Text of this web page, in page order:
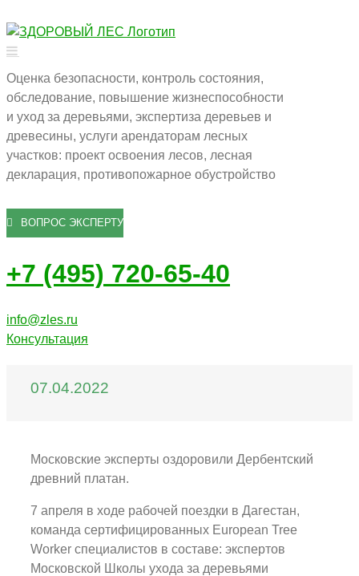
Оценка безопасности, контроль состояния,
обследование, повышение жизнеспособности
и уход за деревьями, экспертиза деревьев и
древесины, услуги арендаторам лесных
участков: проект освоения лесов, лесная
декларация, противопожарное обустройство
ВОПРОС ЭКСПЕРТУ
+7 (495) 720-65-40
info@zles.ru
Консультация
07.04.2022
Московские эксперты оздоровили Дербентский
древний платан.
7 апреля в ходе рабочей поездки в Дагестан,
команда сертифицированных European Tree
Worker специалистов в составе: экспертов
Московской Школы ухода за деревьями